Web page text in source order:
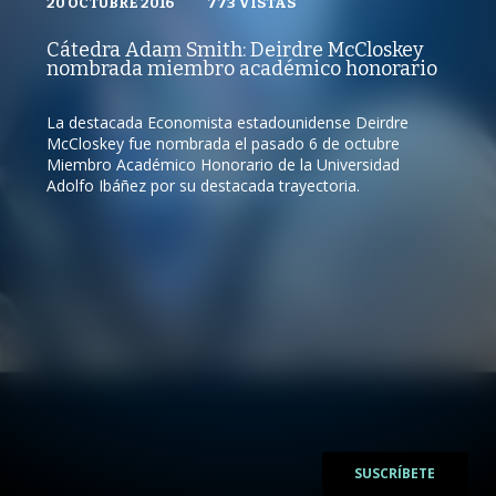
REPRODUCCIONES
Cátedra Adam Smith: Deirdre McCloskey
nombrada miembro académico honorario
La destacada Economista estadounidense Deirdre
McCloskey fue nombrada el pasado 6 de octubre
Miembro Académico Honorario de la Universidad
Adolfo Ibáñez por su destacada trayectoria.
SUSCRÍBETE
VISTAS
/